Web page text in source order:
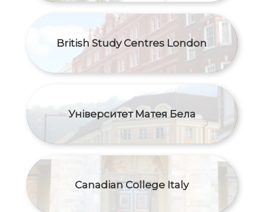
British Study Centres London
Університет Матея Бела
Canadian College Italy